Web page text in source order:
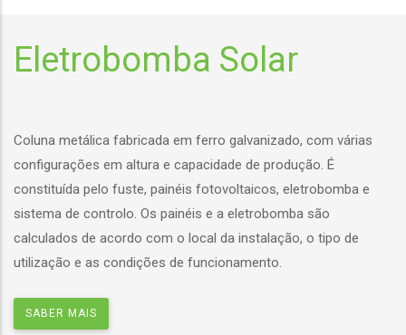
Eletrobomba Solar
Coluna metálica fabricada em ferro galvanizado, com várias
configurações em altura e capacidade de produção. É
constituída pelo fuste, painéis fotovoltaicos, eletrobomba e
sistema de controlo. Os painéis e a eletrobomba são
calculados de acordo com o local da instalação, o tipo de
utilização e as condições de funcionamento.
SABER MAIS